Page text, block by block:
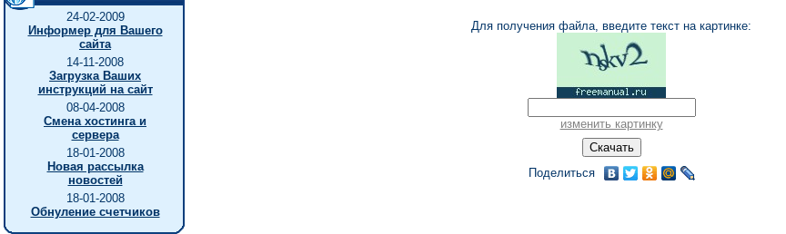
24-02-2009
Информер для Вашего
сайта
14-11-2008
Загрузка Ваших
инструкций на сайт
08-04-2008
Смена хостинга и
сервера
18-01-2008
Новая рассылка
новостей
18-01-2008
Обнуление счетчиков
Для получения файла, введите текст на картинке:
изменить картинку
Поделиться